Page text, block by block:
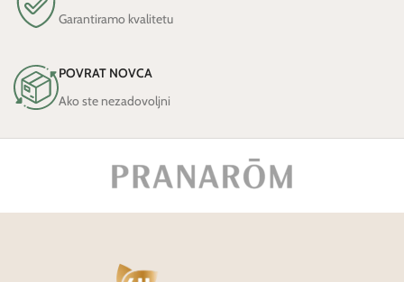
Garantiramo kvalitetu
POVRAT NOVCA
Ako ste nezadovoljni